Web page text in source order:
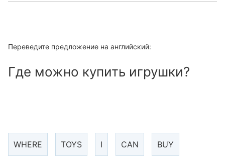
Переведите предложение на английский:
Где можно купить игрушки?
WHERE TOYS I CAN BUY